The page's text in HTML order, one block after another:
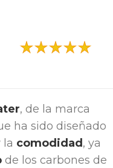
, de la marca
ha sido diseñado
la comodidad , ya
de los carbones de